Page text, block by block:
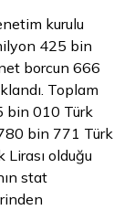
kurulu
425 bin
net borcun 666
Toplam
bin 010 Türk
bin 771 Türk
olduğu
stat